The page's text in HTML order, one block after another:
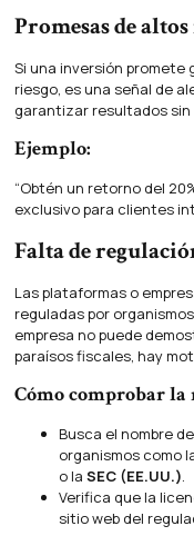
Promesas de
Si una inversión promete
riesgo, es una señal de
garantizar resultados sin
Ejemplo:
“Obtén un retorno del
exclusivo para clientes
Falta de
Las plataformas o
reguladas por
empresa no puede
paraísos fiscales, hay
Cómo comprobar la
Busca el nombre
organismos como
o la SEC (EE.UU.).
Verifica que la
sitio web del